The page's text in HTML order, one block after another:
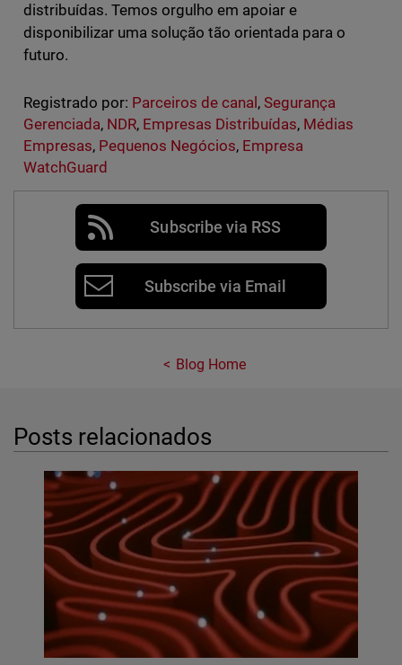
distribuídas. Temos orgulho em apoiar e
disponibilizar uma solução tão orientada para o
futuro.
Registrado por: Parceiros de canal ,Segurança
Gerenciada, NDR, Empresas Distribuídas, Médias
Empresas, Pequenos Negócios, Empresa
WatchGuard
Subscribe via RSS
Subscribe via Email
Blog Home
Posts relacionados